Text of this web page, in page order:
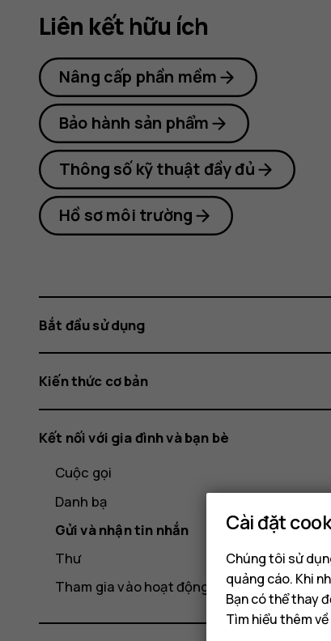
8.1
Liên kết hữu ích
Nâng cấp phần mềm
Bảo hành sản phẩm
Thông số kỹ thuật đầy đủ
Hồ sơ môi trường
Bắt đầu sử dụng
Kiến thức cơ bản
Kết nối với gia đình và bạn bè
Cuộc gọi
Danh bạ
Gửi và nhận tin nhắn
Thư
Tham gia vào hoạt động xã hội
Cài đặt
Chúng tôi sử
quảng cáo. Khi
Bạn có thể thay
Tìm hiểu thêm về